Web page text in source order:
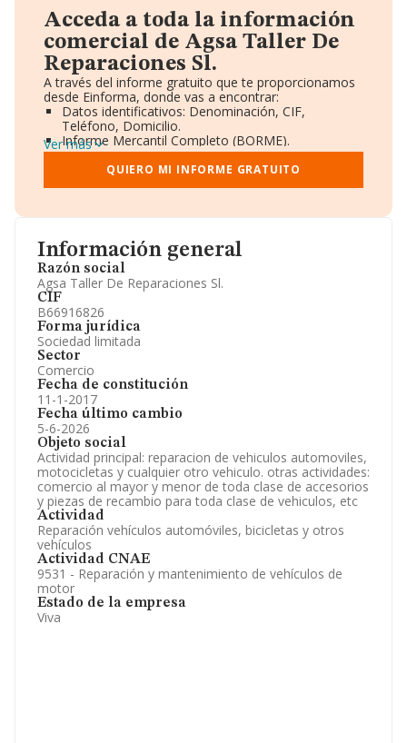
Información general
Razón social
Agsa Taller De Reparaciones Sl.
CIF
B66916826
Forma jurídica
Sociedad limitada
Sector
Comercio
Fecha de constitución
11-1-2017
Fecha último cambio
5-6-2026
Objeto social
Actividad principal: reparacion de vehiculos automoviles,
motocicletas y cualquier otro vehiculo. otras actividades:
comercio al mayor y menor de toda clase de accesorios
y piezas de recambio para toda clase de vehiculos, etc
Actividad
Reparación vehículos automóviles, bicicletas y otros
vehículos
Actividad CNAE
9531 - Reparación y mantenimiento de vehículos de
motor
Estado de la empresa
Viva
Acceda a toda la información
comercial de Agsa Taller De
Reparaciones Sl.
A través del informe gratuito que te proporcionamos
desde Einforma, donde vas a encontrar:
Datos identificativos: Denominación, CIF,
Teléfono, Domicilio.
Informe Mercantil Completo (BORME).
Gráficos de Evolución Ventas y Empleados.
Consejo de Administración y Administradores.
Directivos y Ejecutivos.
Información oficial y registral complementaria.
Ver más
QUIERO MI INFORME GRATUITO